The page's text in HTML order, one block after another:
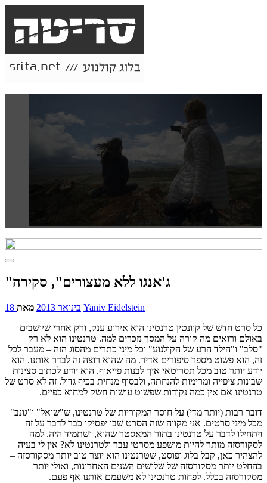
"ג'אנגו ללא מעצורים", סקירה
18 בינואר 2013 Yaniv Eidelstein
כל סרט חדש של קוונטין טרנטינו הוא אירוע ענק, ורק אחרי שיושבים
באולם ורואים מה קורה על המסך נזכרים למה. טרנטינו הוא לא רק
"סלב" ו"הילד הרע של הקולנוע" וכל מיני כתרים מהסוג הזה – מעבר לכל
זה, הוא פשוט מספר סיפורים אדיר. מה שהוא רוצה זה לבדר אותנו. הוא
יודע יותר טוב מכל תסריטאי איך לבנות פייאוף. הוא יודע לכתוב סצינות
שבונות ציפייה ומרימות להנחתה, ולבסוף מנחית בכיף גדול. זה לא סרט של
טרנטינו אם אין כמה נקודות שפשוט עושות חשק למחוא כפיים.
דובר רבות (יותר מדי) על חוסר המקוריות של טרנטינו, ש"שואל" ו"גונב"
מכל מיני סרטים. אני מקווה שזה הסרט שבו יפסיקו כבר לדבר על זה
ויתחילו לדבר על טרנטינו בתור המאסטר שהוא, ושתמיד היה. למה
לסקורסזה מותר להיות מושפע מסרטי עבר ולטרנטינו לא? אין לי בעיה
להצהיר כאן, קבל בלוג ופוסט, שטרנטינו הוא יוצר טוב יותר מסקורסזה –
בהחלט יותר מסקורסזה של שלושים השנים האחרונות, ואולי יותר
מסקורסזה בכלל. לפחות טרנטינו לא משעמם אותנו אף פעם.